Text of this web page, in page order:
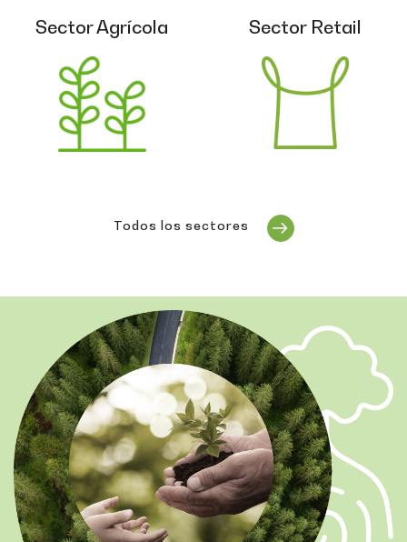
Sector Agrícola Sector Retail
Todos los sectores